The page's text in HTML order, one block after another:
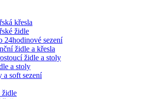
křesla
židle
24hodinové sezení
židle a křesla
židle a stoly
a stoly
a soft sezení
židle